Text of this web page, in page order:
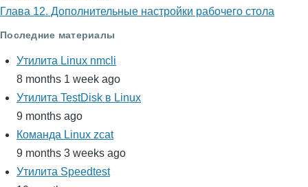
Глава 12. Дополнительные настройки рабочего стола
Последние материалы
Утилита Linux nmcli
8 months 1 week ago
Утилита TestDisk в Linux
9 months ago
Команда Linux zcat
9 months 3 weeks ago
Утилита Speedtest